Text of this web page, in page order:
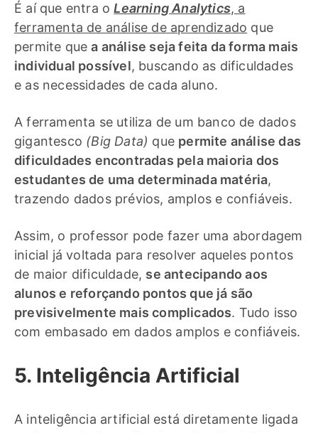
É aí que entra oLearning Analytics, a
ferramenta de análise de aprendizado que
permite quea análise seja feita da forma mais
individual possível, buscando as dificuldades
e as necessidades de cada aluno.
A ferramenta se utiliza de um banco de dados
gigantesco (Big Data) que permite análise das
dificuldades encontradas pela maioria dos
estudantes de uma determinada matéria,
trazendo dados prévios, amplos e confiáveis.
Assim, o professor pode fazer uma abordagem
inicial já voltada para resolver aqueles pontos
de maior dificuldade, se antecipando aos
alunos e reforçando pontos que já são
previsivelmente mais complicados. Tudo isso
com embasado em dados amplos e confiáveis.
5. Inteligência Artificial
A inteligência artificial está diretamente ligada